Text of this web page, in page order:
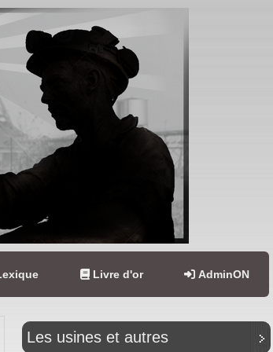
Livre d'or AdminON
Les usines et autres